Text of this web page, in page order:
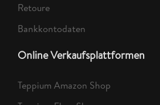
Retoure
Bankkontodaten
Online Verkaufsplattformen
Teppium Amazon Shop